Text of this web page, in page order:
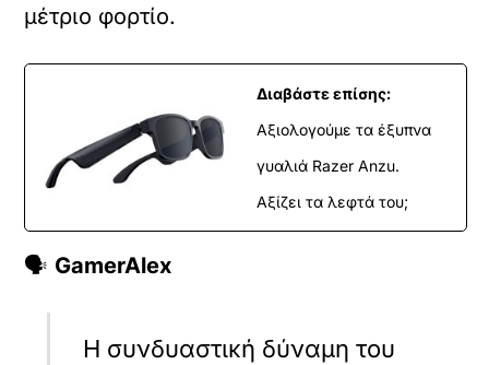
μέτριο φορτίο.
Διαβάστε επίσης:
Αξιολογούμε τα έξυπνα
γυαλιά Razer Anzu.
Αξίζει τα λεφτά του;
🗣️ GamerAlex
Η συνδυαστική δύναμη του